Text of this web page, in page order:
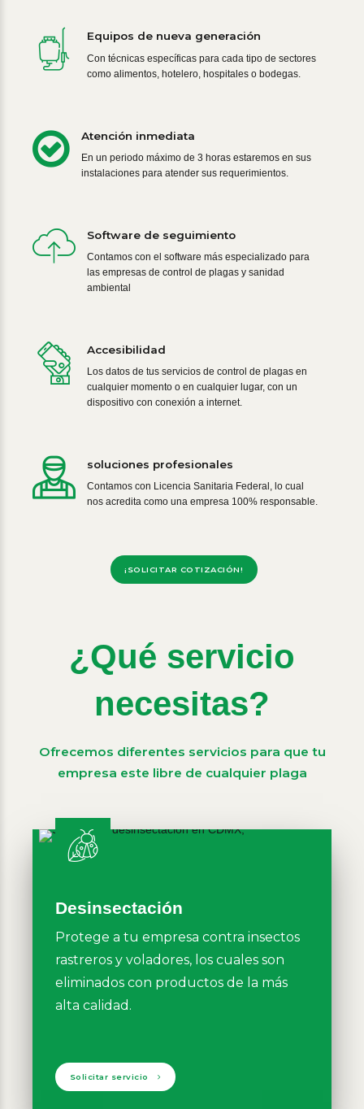
Equipos de nueva generación
Con técnicas específicas para cada tipo de sectores
como alimentos, hotelero, hospitales o bodegas.
Atención inmediata
En un periodo máximo de 3 horas estaremos en sus
instalaciones para atender sus requerimientos.
Software de seguimiento
Contamos con el software más especializado para
las empresas de control de plagas y sanidad
ambiental
Accesibilidad
Los datos de tus servicios de control de plagas en
cualquier momento o en cualquier lugar, con un
dispositivo con conexión a internet.
soluciones profesionales
Contamos con Licencia Sanitaria Federal, lo cual
nos acredita como una empresa 100% responsable.
¡SOLICITAR COTIZACIÓN!
¿Qué servicio
necesitas?
Ofrecemos diferentes servicios para que tu
empresa este libre de cualquier plaga
Desinsectación
Protege a tu empresa contra insectos
rastreros y voladores, los cuales son
eliminados con productos de la más
alta calidad.
Solicitar servicio